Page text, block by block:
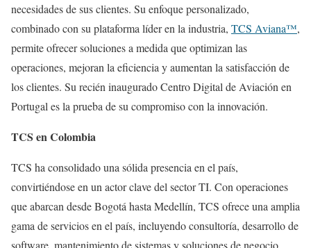
necesidades de sus clientes. Su enfoque personalizado,
combinado con su plataforma líder en la industria, TCS Aviana™,
permite ofrecer soluciones a medida que optimizan las
operaciones, mejoran la eficiencia y aumentan la satisfacción de
los clientes. Su recién inaugurado Centro Digital de Aviación en
Portugal es la prueba de su compromiso con la innovación.
TCS en Colombia
TCS ha consolidado una sólida presencia en el país,
convirtiéndose en un actor clave del sector TI. Con operaciones
que abarcan desde Bogotá hasta Medellín, TCS ofrece una amplia
gama de servicios en el país, incluyendo consultoría, desarrollo de
software, mantenimiento de sistemas y soluciones de negocio.